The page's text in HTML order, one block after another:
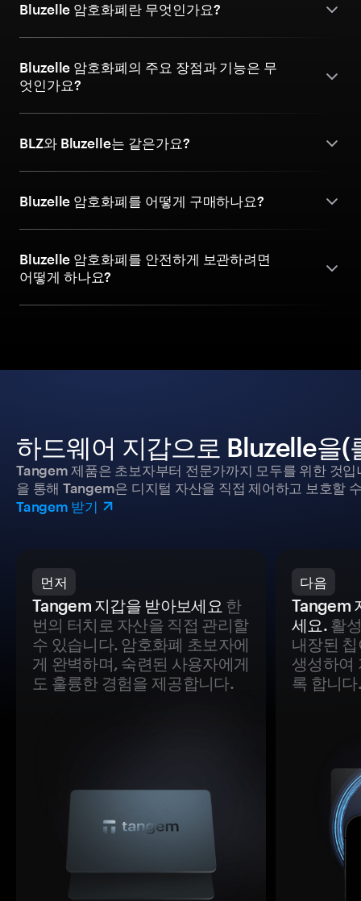
Bluzelle 암호화폐란 무엇인가요?
Bluzelle 암호화폐의 주요 장점과 기능은 무
엇인가요?
BLZ와 Bluzelle는 같은가요?
Bluzelle 암호화폐를 어떻게 구매하나요?
Bluzelle 암호화폐를 안전하게 보관하려면
어떻게 하나요?
하드웨어 지갑으로 Bluzelle을(
Tangem 제품은 초보자부터 전문가까지 모두를 위한 것
을 통해 Tangem은 디지털 자산을 직접 제어하고 보호할
Tangem 받기
먼저
Tangem 지갑을 받아보세요 한
번의 터치로 자산을 직접 관리할
수 있습니다. 암호화폐 초보자에
게 완벽하며, 숙련된 사용자에게
도 훌륭한 경험을 제공합니다.
다음
Tangem
세요.활
내장된
생성하여
록 합니다.